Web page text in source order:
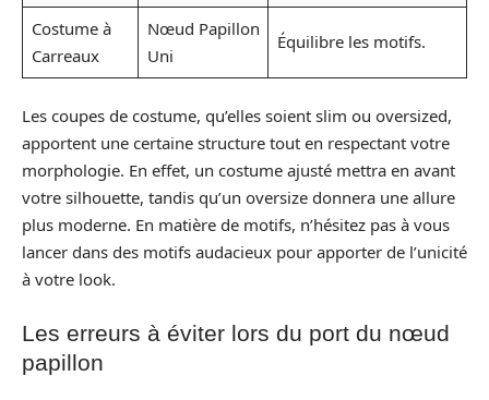
Costume à
Carreaux
Nœud Papillon
Uni
Équilibre les motifs.
Les coupes de costume, qu’elles soient slim ou oversized,
apportent une certaine structure tout en respectant votre
morphologie. En effet, un costume ajusté mettra en avant
votre silhouette, tandis qu’un oversize donnera une allure
plus moderne. En matière de motifs, n’hésitez pas à vous
lancer dans des motifs audacieux pour apporter de l’unicité
à votre look.
Les erreurs à éviter lors du port du nœud
papillon